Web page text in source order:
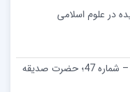
در علوم اسلامی
هفته نامه اخلاقی خلق کریم – شماره 47؛ حضرت صدیقه